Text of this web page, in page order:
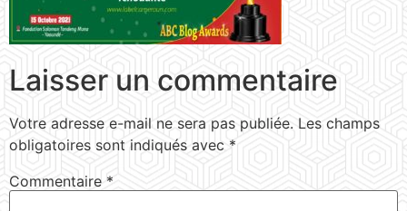
Laisser un commentaire
Votre adresse e-mail ne sera pas publiée. Les champs
obligatoires sont indiqués avec *
Commentaire *